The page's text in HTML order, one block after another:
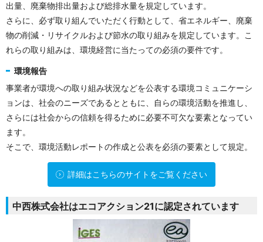
出量、廃棄物排出量および総排水量を規定しています。
さらに、必ず取り組んでいただく行動として、省エネルギー、廃棄
物の削減・リサイクルおよび節水の取り組みを規定しています。こ
れらの取り組みは、環境経営に当たっての必須の要件です。
環境報告
事業者が環境への取り組み状況などを公表する環境コミュニケーシ
ョンは、社会のニーズであるとともに、自らの環境活動を推進し、
さらには社会からの信頼を得るために必要不可欠な要素となってい
ます。
そこで、環境活動レポートの作成と公表を必須の要素として規定。
詳細はこちらのサイトをご覧ください
中西株式会社はエコアクション21に認定されています